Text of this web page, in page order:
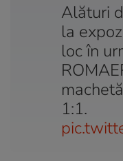
Alături
la
loc în
1:1.